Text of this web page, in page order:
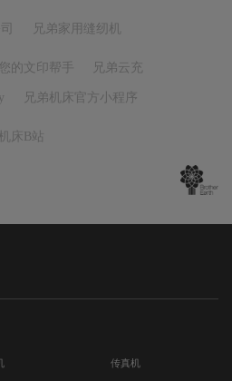
兄弟家用缝纫机
的文印帮手 兄弟云充
兄弟机床官方小程序
床B站
传真机